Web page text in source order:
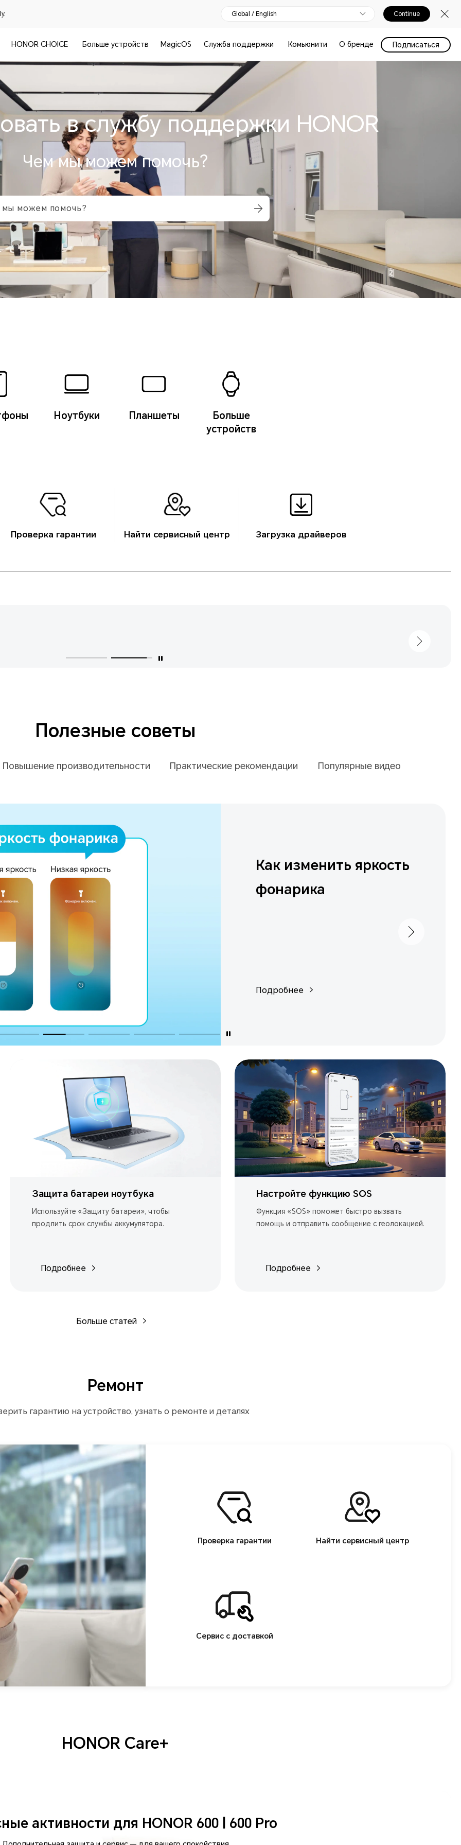
Global / English Continue
HONOR CHOICE Больше устройств MagicOS Служба поддержки Комьюнити О бренде Подписаться
в службу поддержки HONOR
Чем мы можем помочь?
Ноутбуки Планшеты
Больше
устройств
Проверка гарантии Найти сервисный центр Загрузка драйверов
Полезные советы
Повышение производительности Практические рекомендации Популярные видео
Как изменить яркость
фонарика
Подробнее
Защита батареи ноутбука
Используйте «Защиту батареи», чтобы
продлить срок службы аккумулятора.
Подробнее
Настройте функцию SOS
Функция «SOS» поможет быстро вызвать
помощь и отправить сообщение с геолокацией.
Подробнее
Больше статей
Ремонт
гарантию на устройство, узнать о ремонте и деталях
Проверка гарантии Найти сервисный центр
Сервис с доставкой
HONOR Care+
Сервисные активности для HONOR 600 Lite